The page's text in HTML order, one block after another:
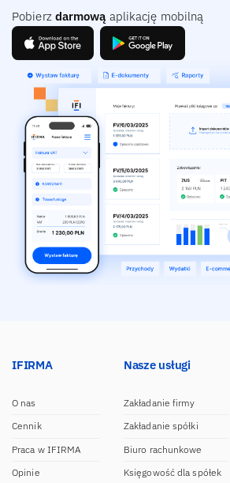
Pobierz darmową aplikację mobilną
IFIRMA
O nas
Cennik
Praca w IFIRMA
Opinie
Nasze usługi
Zakładanie firmy
Zakładanie spółki
Biuro rachunkowe
Księgowość dla spółek